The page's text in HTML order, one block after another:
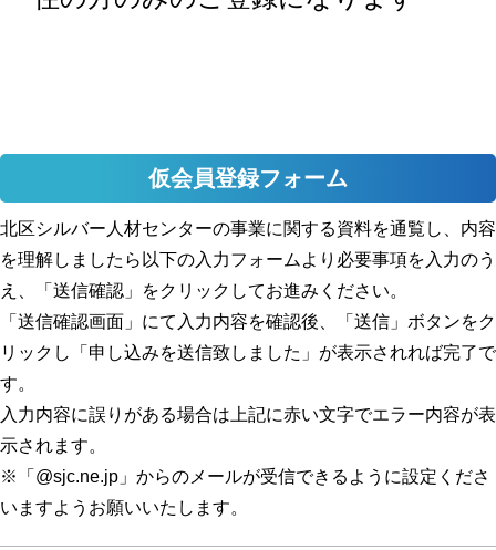
仮会員登録フォーム
北区シルバー人材センターの事業に関する資料を通覧し、内容
を理解しましたら以下の入力フォームより必要事項を入力のう
え、「送信確認」をクリックしてお進みください。
「送信確認画面」にて入力内容を確認後、「送信」ボタンをク
リックし「申し込みを送信致しました」が表示されれば完了で
す。
入力内容に誤りがある場合は上記に赤い文字でエラー内容が表
示されます。
※「@sjc.ne.jp」からのメールが受信できるように設定くださ
いますようお願いいたします。